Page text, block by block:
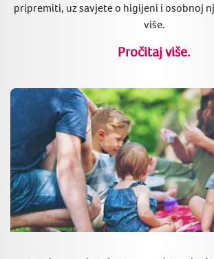
pripremiti, uz savjete o higijeni i osobnoj
više.
Pročitaj više.